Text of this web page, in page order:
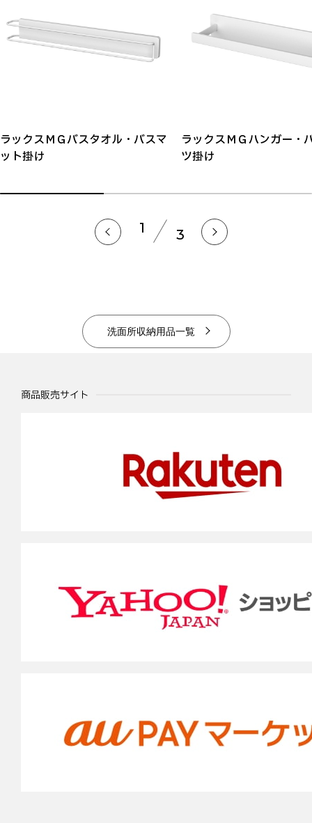
ラックスＭＧバスタオル・バスマ
ット掛け
ラックスＭＧハンガー・
ツ掛け
1 3
洗面所収納用品一覧
商品販売サイト